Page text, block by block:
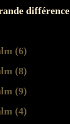
différence